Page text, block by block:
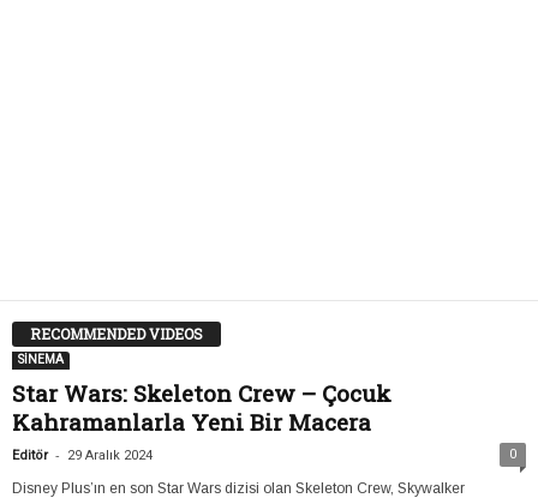
RECOMMENDED VIDEOS
SİNEMA
Star Wars: Skeleton Crew – Çocuk
Kahramanlarla Yeni Bir Macera
Editör - 29 Aralık 2024 0
Disney Plus’ın en son Star Wars dizisi olan Skeleton Crew, Skywalker